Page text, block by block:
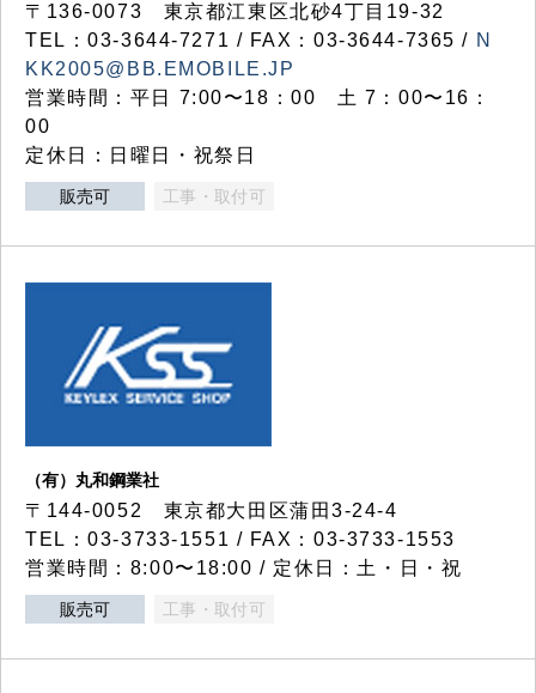
〒136-0073 東京都江東区北砂4丁目19-32
TEL：03‐3644‐7271 / FAX：03-3644-7365 / N
KK2005@BB.EMOBILE.JP
営業時間：平日 7:00〜18：00 土 7：00〜16：
00
定休日：日曜日・祝祭日
販売可 工事・取付可
（有）丸和鋼業社
〒144-0052 東京都大田区蒲田3-24-4
TEL：03-3733-1551 / FAX：03-3733-1553
営業時間：8:00〜18:00 / 定休日：土・日・祝
販売可 工事・取付可